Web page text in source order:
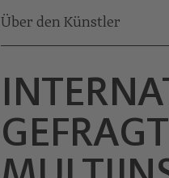
Über den Künstler